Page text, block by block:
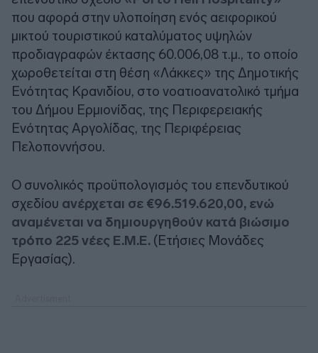
που αφορά στην υλοποίηση ενός αειφορικού
μικτού τουριστικού καταλύματος υψηλών
προδιαγραφών έκτασης 60.006,08 τ.μ., το οποίο
χωροθετείται στη θέση «Λάκκες» της Δημοτικής
Ενότητας Κρανιδίου, στο νοατιοανατολικό τμήμα
του Δήμου Ερμιονίδας, της Περιφερειακής
Ενότητας Αργολίδας, της Περιφέρειας
Πελοποννήσου.
Ο συνολικός προϋπολογισμός του επενδυτικού
σχεδίου ανέρχεται σε €96.519.620,00, ενώ
αναμένεται να δημιουργηθούν κατά βιώσιμο
τρόπο 225 νέες Ε.Μ.Ε. (Ετήσιες Μονάδες
Εργασίας).